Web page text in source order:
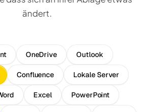
ändert.
OneDrive Outlook
Confluence Lokale Server
Excel PowerPoint